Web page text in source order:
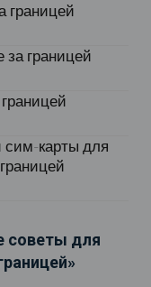
границей
за границей
сим-карты для
советы для